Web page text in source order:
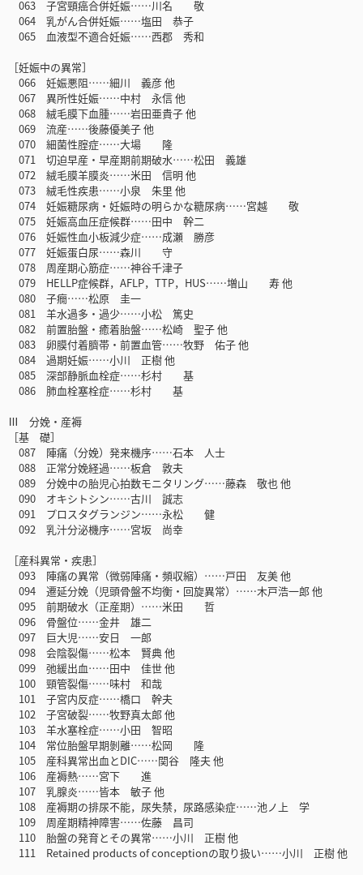
063 子宮頸癌合併妊娠……川名 敬
064 乳がん合併妊娠……塩田 恭子
065 血液型不適合妊娠……西郡 秀和
［妊娠中の異常］
066 妊娠悪阻……細川 義彦 他
067 異所性妊娠……中村 永信 他
068 絨毛膜下血腫……岩田亜貴子 他
069 流産……後藤優美子 他
070 細菌性腟症……大場 隆
071 切迫早産・早産期前期破水……松田 義雄
072 絨毛膜羊膜炎……米田 信明 他
073 絨毛性疾患……小泉 朱里 他
074 妊娠糖尿病・妊娠時の明らかな糖尿病……宮越 敬
075 妊娠高血圧症候群……田中 幹二
076 妊娠性血小板減少症……成瀬 勝彦
077 妊娠蛋白尿……森川 守
078 周産期心筋症……神谷千津子
079 HELLP症候群，AFLP，TTP，HUS……増山 寿 他
080 子癇……松原 圭一
081 羊水過多・過少……小松 篤史
082 前置胎盤・癒着胎盤……松崎 聖子 他
083 卵膜付着臍帯・前置血管……牧野 佑子 他
084 過期妊娠……小川 正樹 他
085 深部静脈血栓症……杉村 基
086 肺血栓塞栓症……杉村 基
Ⅲ 分娩・産褥
［基 礎］
087 陣痛（分娩）発来機序……石本 人士
088 正常分娩経過……板倉 敦夫
089 分娩中の胎児心拍数モニタリング……藤森 敬也 他
090 オキシトシン……古川 誠志
091 プロスタグランジン……永松 健
092 乳汁分泌機序……宮坂 尚幸
［産科異常・疾患］
093 陣痛の異常（微弱陣痛・頻収縮）……戸田 友美 他
094 遷延分娩（児頭骨盤不均衡・回旋異常）……木戸浩一郎 他
095 前期破水（正産期）……米田 哲
096 骨盤位……金井 雄二
097 巨大児……安日 一郎
098 会陰裂傷……松本 賢典 他
099 弛緩出血……田中 佳世 他
100 頸管裂傷……味村 和哉
101 子宮内反症……橋口 幹夫
102 子宮破裂……牧野真太郎 他
103 羊水塞栓症……小田 智昭
104 常位胎盤早期剝離……松岡 隆
105 産科異常出血とDIC……関谷 隆夫 他
106 産褥熱……宮下 進
107 乳腺炎……皆本 敏子 他
108 産褥期の排尿不能，尿失禁，尿路感染症……池ノ上 学
109 周産期精神障害……佐藤 昌司
110 胎盤の発育とその異常……小川 正樹 他
111 Retained products of conceptionの取り扱い……小川 正樹 他